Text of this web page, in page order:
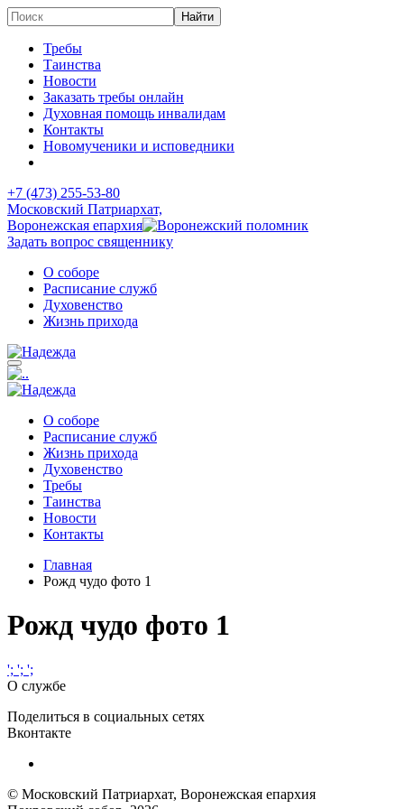
Требы
Таинства
Новости
Заказать требы онлайн
Духовная помощь инвалидам
Контакты
Новомученики и исповедники
+7 (473) 255-53-80
Московский Патриархат,
Воронежская епархия
Задать вопрос священнику
О соборе
Расписание служб
Духовенство
Жизнь прихода
О соборе
Расписание служб
Жизнь прихода
Духовенство
Требы
Таинства
Новости
Контакты
Главная
Рожд чудо фото 1
Рожд чудо фото 1
'; '; ';
О службе
Поделиться в социальных сетях
Вконтакте
© Московский Патриархат, Воронежcкая епархия